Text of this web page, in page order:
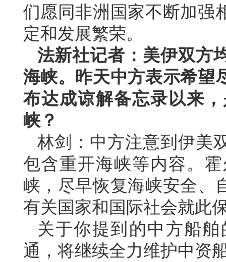
们愿同非洲国家不断加强
定和发展繁荣。
法新社记者：美伊双方
海峡。昨天中方表示希望
布达成谅解备忘录以来
峡？
林剑：中方注意到伊美
包含重开海峡等内容。
峡，尽早恢复海峡安全、
有关国家和国际社会就此
关于你提到的中方船
通，将继续全力维护中资